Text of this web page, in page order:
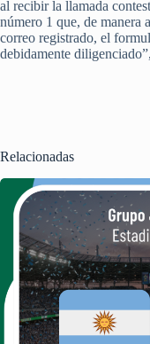
al recibir la llamada
número 1 que, de manera
correo registrado, el
debidamente
Relacionadas